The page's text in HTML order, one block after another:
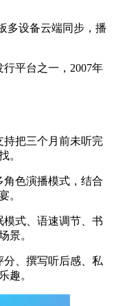
设备云端同步，播
平台之一，2007年
把三个月前未听完
。
色演播模式，结合
。
式、语速调节、书
景。
、撰写听后感、私
趣。